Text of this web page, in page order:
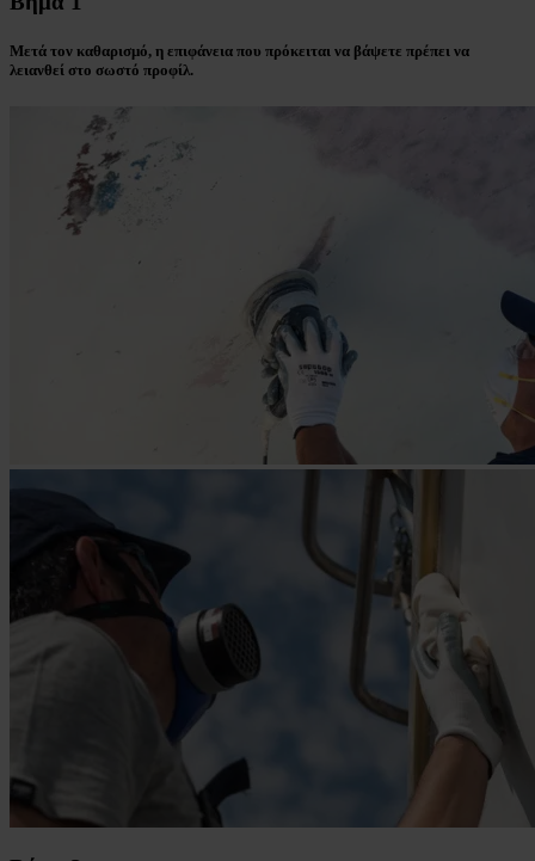
Μετά τον καθαρισμό, η επιφάνεια που πρόκειται να βάψετε πρέπει να
λειανθεί στο σωστό προφίλ.